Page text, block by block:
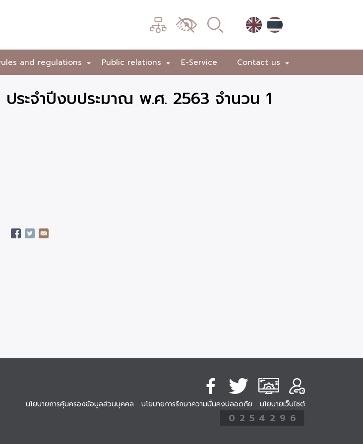
เมนู
เปลี่ยน
ผล
+
and regulations +
Public relations E-Service +
Contact us
ระจำปีงบประมาณ พ.ศ. 2563 จำนวน 1
นโยบายการคุ้มครองข้อมูลส่วนบุคคล นโยบายการรักษาความมั่นคงปลอดภัย นโยบายเว็บไซต์
254296
ครั้ง
0 2 5 4 2 9 6